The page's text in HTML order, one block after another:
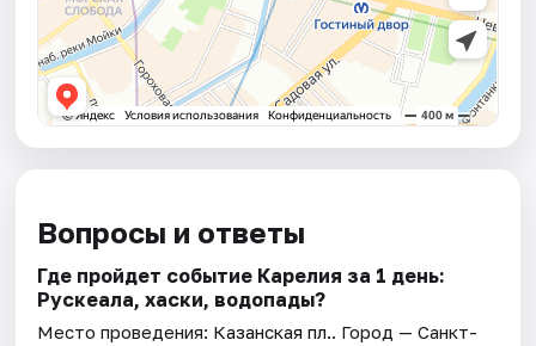
Вопросы и ответы
Где пройдет событие Карелия за 1 день:
Рускеала, хаски, водопады?
Место проведения: Казанская пл.. Город — Санкт-